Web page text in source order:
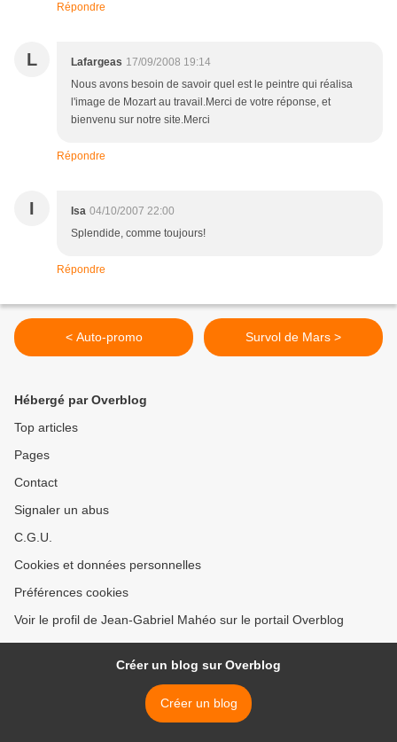
Répondre
L Lafargeas 17/09/2008 19:14
Nous avons besoin de savoir quel est le peintre qui réalisa
l'image de Mozart au travail.Merci de votre réponse, et
bienvenu sur notre site.Merci
Répondre
I Isa 04/10/2007 22:00
Splendide, comme toujours!
Répondre
< Auto-promo Survol de Mars >
Hébergé par Overblog
Top articles
Pages
Contact
Signaler un abus
C.G.U.
Cookies et données personnelles
Préférences cookies
Voir le profil de Jean-Gabriel Mahéo sur le portail Overblog
Créer un blog sur Overblog
Créer un blog